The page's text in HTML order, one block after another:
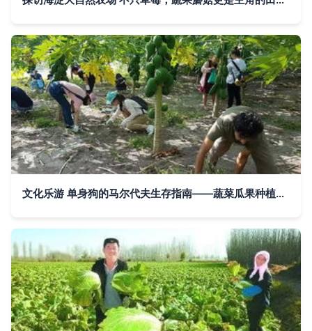
文化乐游 单身狗的马尔代夫生存指南——蔬菜瓜果种植及采摘服务篇